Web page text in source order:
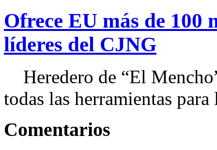
Ofrece EU más de 100
líderes del CJNG
Heredero de “El
todas las herramientas
Comentarios